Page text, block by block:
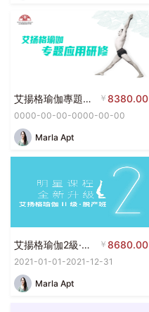
艾揚格瑜伽專題應用研修 ￥ 8380.00
0000-00-00-0000-00-00
Marla Apt
艾揚格瑜伽2級·脫產班 ￥ 8680.00
2021-01-01-2021-12-31
Marla Apt